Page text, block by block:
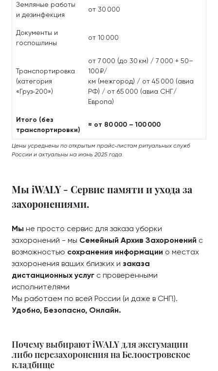
Земляные работы
и дезинфекция
от 30 000
Документы и
госпошлины
от 10 000
Транспортировка
(категория
«Груз‑200»)
от 7 000 (до 30 км) / 7 000 + 50–
100 ₽/
км (межгород) / от 45 000 (авиа
РФ) / от 65 000 (авиа СНГ/
Европа)
Итого (без
транспортировки)
≈ от 80 000 – 100 000
Цены усреднены по открытым прайс‑листам ритуальных служб
России и актуальны на июнь 2025 года.
Мы iWALY - Сервис памяти и ухода за
захоронениями.
Мы не просто сервис для заказа уборки
захоронений - мы Семейный Архив Захоронений с
возможностью сохранения информации о местах
захоронения ваших близких и заказа
дистанционных услуг с проверенными
исполнителями
Мы работаем по всей России (и даже в СНГ!).
Удобно, Безопасно, Онлайн.
Почему выбирают iWALY для эксгумации
либо перезахоронения на Белоостровское
кладбище